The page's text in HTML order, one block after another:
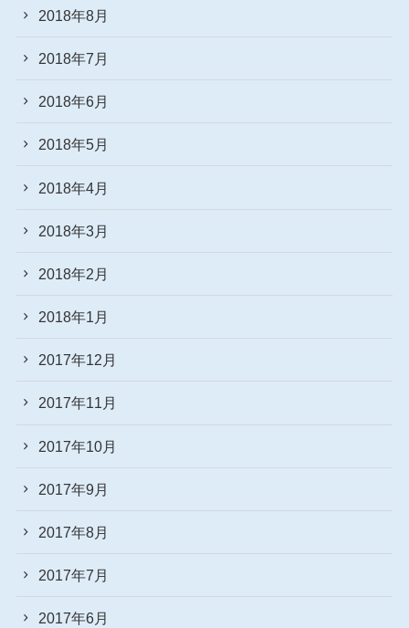
2018年8月
2018年7月
2018年6月
2018年5月
2018年4月
2018年3月
2018年2月
2018年1月
2017年12月
2017年11月
2017年10月
2017年9月
2017年8月
2017年7月
2017年6月